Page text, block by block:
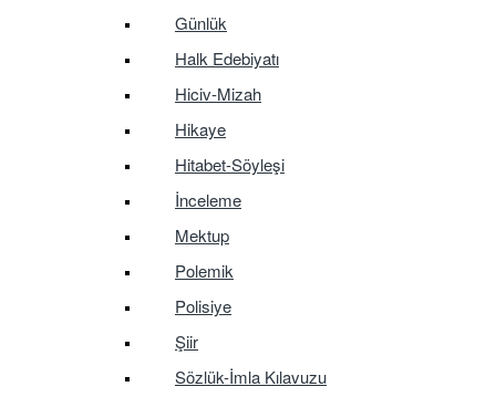
Günlük
Halk Edebiyatı
Hiciv-Mizah
Hikaye
Hitabet-Söyleşi
İnceleme
Mektup
Polemik
Polisiye
Şiir
Sözlük-İmla Kılavuzu